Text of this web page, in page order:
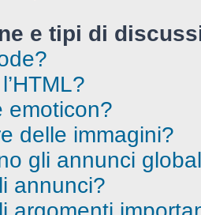
e tipi di
emoticon?
delle immagini?
gli annunci
annunci?